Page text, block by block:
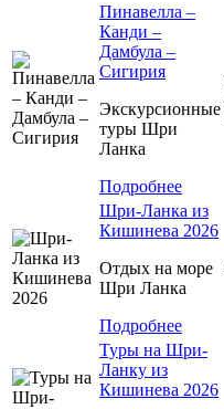
Пинавелла –
Канди –
Дамбула –
Сигирия
Экскурсионные
туры Шри
Ланка
Подробнее
Шри-Ланка из
Кишинева 2026
Отдых на море
Шри Ланка
Подробнее
Туры на Шри-
Ланку из
Кишинева 2026